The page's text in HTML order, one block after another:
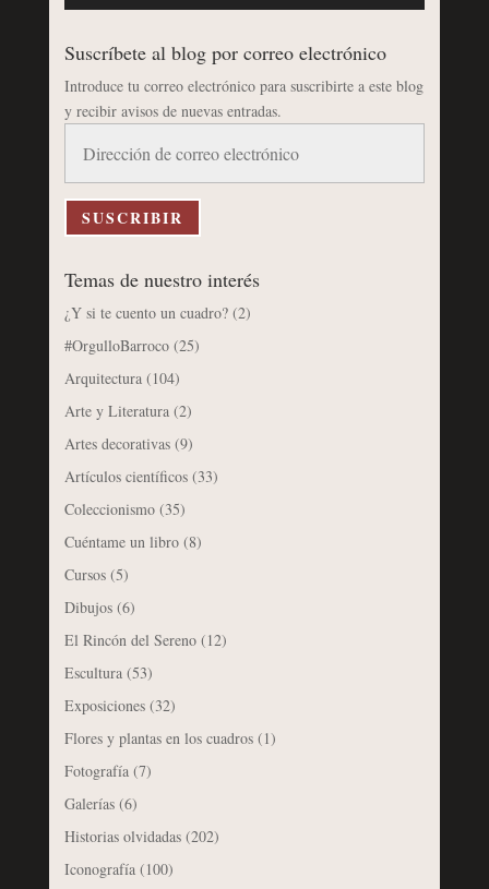
Suscríbete al blog por correo electrónico
Introduce tu correo electrónico para suscribirte a este blog
y recibir avisos de nuevas entradas.
correo
electrónico
SUSCRIBIR
Temas de nuestro interés
¿Y si te cuento un cuadro?(2)
#OrgulloBarroco(25)
Arquitectura(104)
Arte y Literatura(2)
Artes decorativas(9)
Artículos científicos(33)
Coleccionismo(35)
Cuéntame un libro(8)
Cursos(5)
Dibujos(6)
El Rincón del Sereno(12)
Escultura(53)
Exposiciones(32)
Flores y plantas en los cuadros(1)
Fotografía(7)
Galerías(6)
Historias olvidadas(202)
Iconografía(100)